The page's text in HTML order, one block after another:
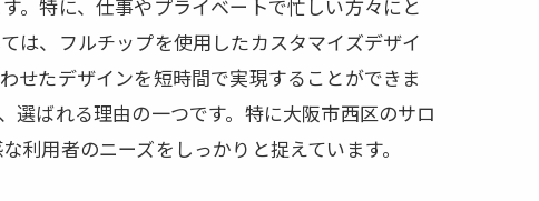
。特に、仕事やプライベートで忙しい方々にと
は、フルチップを使用したカスタマイズデザイ
せたデザインを短時間で実現することができま
選ばれる理由の一つです。特に大阪市西区のサロ
用者のニーズをしっかりと捉えています。